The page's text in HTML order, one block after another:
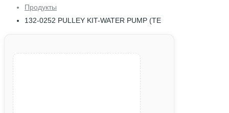
Продукты
132-0252 PULLEY KIT-WATER PUMP (TE